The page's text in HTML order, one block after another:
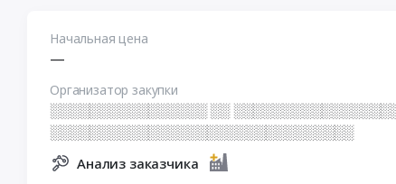
Начальная цена
—
Организатор закупки
░░░░░░░░░░░░░░░░ ░░
░░░░░░░░░░░░░░░░░░░░░░░░░░░░░░░
Анализ заказчика